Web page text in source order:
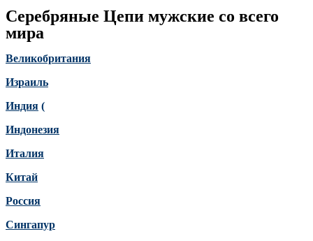
Серебряные Цепи мужские со всего
мира
Великобритания
Израиль
Индия (
Индонезия
Италия
Китай
Россия
Сингапур